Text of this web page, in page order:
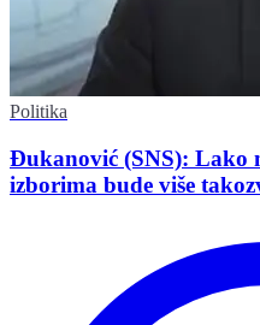
Politika
Đukanović (SNS): Lako
izborima bude više